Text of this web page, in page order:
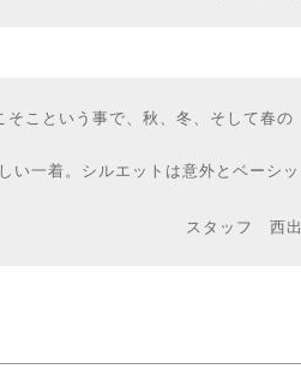
こという事で、秋、冬、そして春の
い一着。シルエットは意外とベーシッ
スタッフ 西出